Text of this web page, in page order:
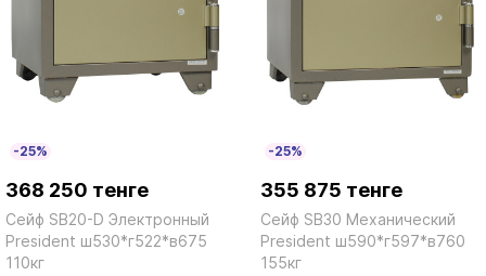
-25%
368 250 тенге
Сейф SB20-D Электронный
President ш530*г522*в675
110кг
-25%
355 875 тенге
Сейф SB30 Механический
President ш590*г597*в760
155кг